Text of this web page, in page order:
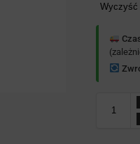
Wyczyść